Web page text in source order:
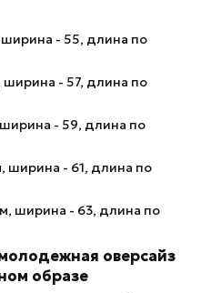
ширина - 55, длина по
ширина - 57, длина по
- 59, длина по
ширина - 61, длина по
ширина - 63, длина по
оверсайз
образе